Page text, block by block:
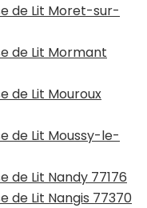
de Lit Moret-sur-
de Lit Mormant
de Lit Mouroux
de Lit Moussy-le-
de Lit Nandy 77176
de Lit Nangis 77370